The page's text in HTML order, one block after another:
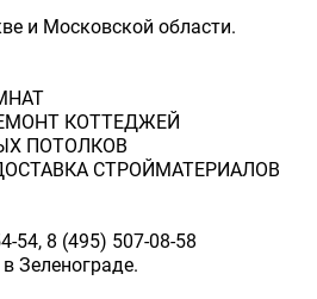
и Московской области.
КОТТЕДЖЕЙ
ПОТОЛКОВ
СТРОЙМАТЕРИАЛОВ
54, 8 (495) 507-08-58
Зеленограде.